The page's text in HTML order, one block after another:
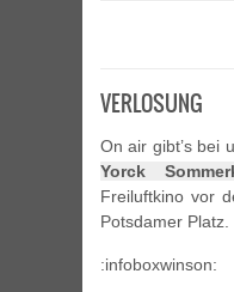
VERLOSUNG
On air gibt’s bei
Yorck
Freiluftkino vor
Potsdamer Platz.
:infoboxwinson: